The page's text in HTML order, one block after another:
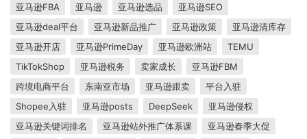
亚马逊FBA
亚马逊 亚马逊选品
亚马逊SEO
亚马逊deal平台
亚马逊新品推广 亚马逊政策
亚马逊清库存
亚马逊开店
亚马逊PrimeDay 亚马逊欧洲站
TEMU
TikTokShop
亚马逊税务 卖家成长
亚马逊FBM
跨境电商平台
东南亚市场 亚马逊跟卖
平台入驻
Shopee入驻
亚马逊posts DeepSeek
亚马逊侵权
亚马逊关键词排名
亚马逊站外推广体系课
亚马逊春季大促